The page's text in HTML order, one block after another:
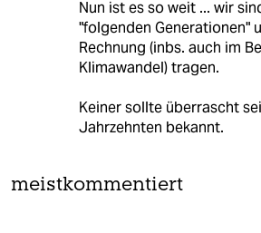
Nun ist es so weit ... wir
"folgenden Generationen"
Rechnung (inbs. auch im
Klimawandel) tragen.
Keiner sollte überrascht
Jahrzehnten bekannt.
meistkommentiert